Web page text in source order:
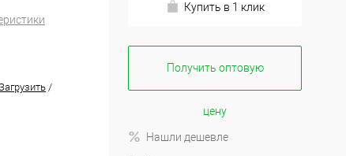
/
Купить в 1 клик
Получить оптовую
цену
Нашли дешевле